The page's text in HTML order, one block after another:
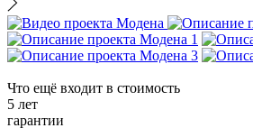
Что ещё входит в стоимость
5 лет
гарантии